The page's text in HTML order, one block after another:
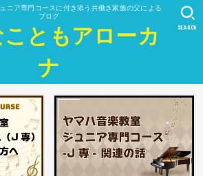
ニア専門コースに付き添う共働き家族の父による
ブログ
ともアローカ
ナ
SEARCH